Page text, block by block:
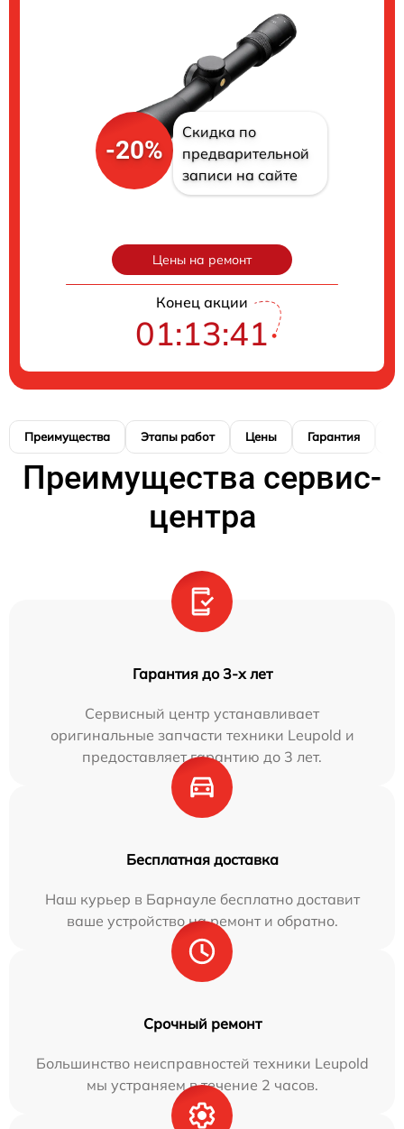
-20%
Скидка по
предварительной
записи на сайте
Цены на ремонт
Конец акции
01:13:40
Преимущества Этапы работ Цены Гарантия
Преимущества сервис-
центра
Гарантия до 3-х лет
Сервисный центр устанавливает
оригинальные запчасти техники Leupold и
предоставляет гарантию до 3 лет.
Бесплатная доставка
Наш курьер в Барнауле бесплатно доставит
ваше устройство на ремонт и обратно.
Срочный ремонт
Большинство неисправностей техники Leupold
мы устраняем в течение 2 часов.